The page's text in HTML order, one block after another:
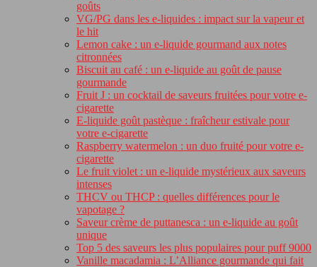
goûts
VG/PG dans les e-liquides : impact sur la vapeur et
le hit
Lemon cake : un e-liquide gourmand aux notes
citronnées
Biscuit au café : un e-liquide au goût de pause
gourmande
Fruit J : un cocktail de saveurs fruitées pour votre e-
cigarette
E-liquide goût pastèque : fraîcheur estivale pour
votre e-cigarette
Raspberry watermelon : un duo fruité pour votre e-
cigarette
Le fruit violet : un e-liquide mystérieux aux saveurs
intenses
THCV ou THCP : quelles différences pour le
vapotage ?
Saveur crème de puttanesca : un e-liquide au goût
unique
Top 5 des saveurs les plus populaires pour puff 9000
Vanille macadamia : L’Alliance gourmande qui fait